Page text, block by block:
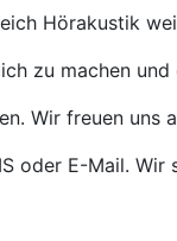
Hörakustik
zu machen
Wir freuen uns
oder E-Mail. Wir